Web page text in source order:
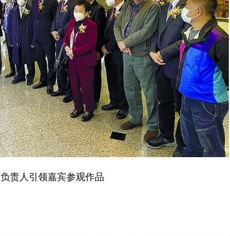
负责人引领嘉宾参观作品